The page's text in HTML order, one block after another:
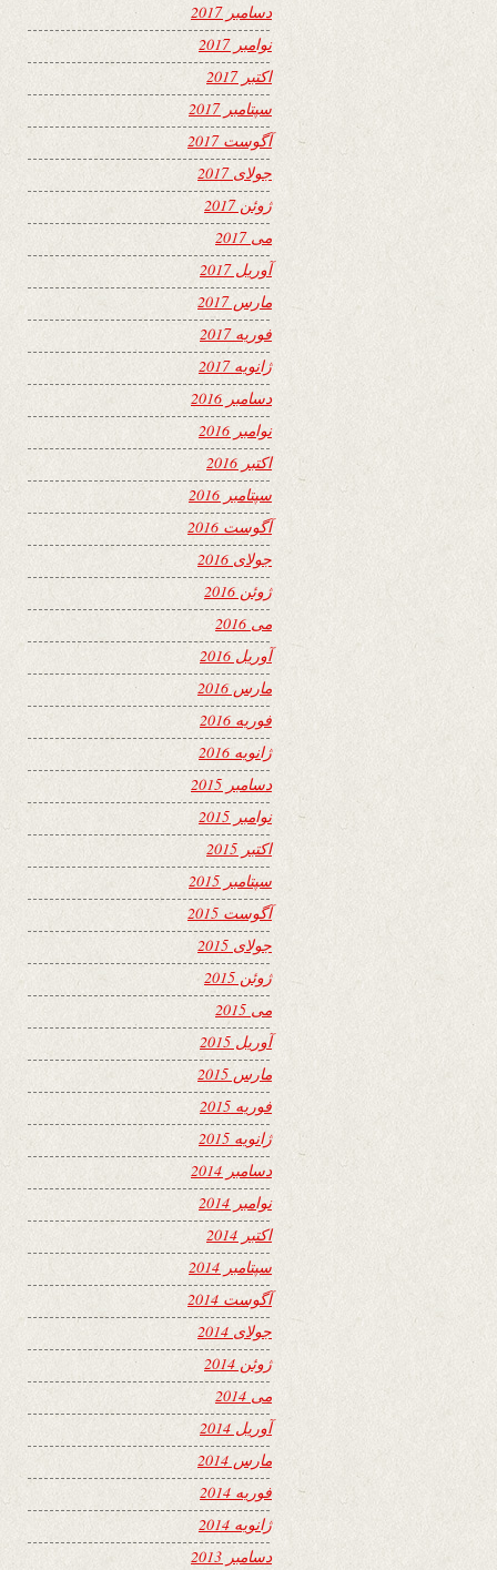
دسامبر 2017
نوامبر 2017
اکتبر 2017
سپتامبر 2017
آگوست 2017
جولای 2017
ژوئن 2017
می 2017
آوریل 2017
مارس 2017
فوریه 2017
ژانویه 2017
دسامبر 2016
نوامبر 2016
اکتبر 2016
سپتامبر 2016
آگوست 2016
جولای 2016
ژوئن 2016
می 2016
آوریل 2016
مارس 2016
فوریه 2016
ژانویه 2016
دسامبر 2015
نوامبر 2015
اکتبر 2015
سپتامبر 2015
آگوست 2015
جولای 2015
ژوئن 2015
می 2015
آوریل 2015
مارس 2015
فوریه 2015
ژانویه 2015
دسامبر 2014
نوامبر 2014
اکتبر 2014
سپتامبر 2014
آگوست 2014
جولای 2014
ژوئن 2014
می 2014
آوریل 2014
مارس 2014
فوریه 2014
ژانویه 2014
دسامبر 2013